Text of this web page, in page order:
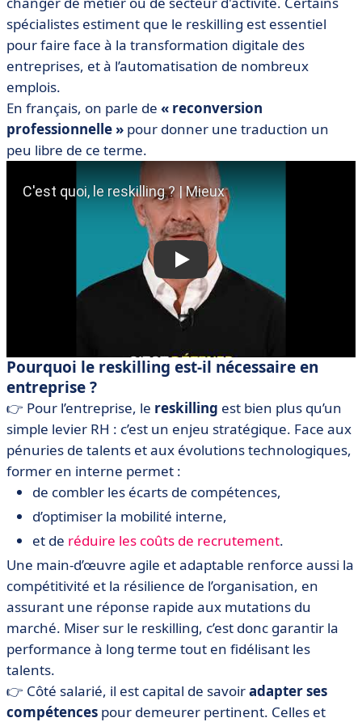
spécialistes estiment que le reskilling est essentiel
pour faire face à la transformation digitale des
entreprises, et à l’automatisation de nombreux
emplois.
En français, on parle de « reconversion
professionnelle » pour donner une traduction un
peu libre de ce terme.
Pourquoi le reskilling est-il nécessaire en
entreprise ?
👉 Pour l’entreprise, le reskilling est bien plus qu’un
simple levier RH : c’est un enjeu stratégique. Face aux
pénuries de talents et aux évolutions technologiques,
former en interne permet :
de combler les écarts de compétences,
d’optimiser la mobilité interne,
et de réduire les coûts de recrutement.
Une main-d’œuvre agile et adaptable renforce aussi la
compétitivité et la résilience de l’organisation, en
assurant une réponse rapide aux mutations du
marché. Miser sur le reskilling, c’est donc garantir la
performance à long terme tout en fidélisant les
talents.
👉 Côté salarié, il est capital de savoiradapter ses
compétences pour demeurer pertinent. Celles et